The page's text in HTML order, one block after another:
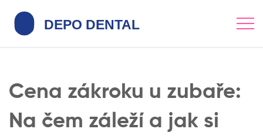
Cena zákroku u zubaře:
Na čem záleží a jak si